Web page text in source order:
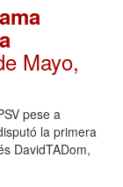
Mayo,
pese a
la primera
DavidTADom,